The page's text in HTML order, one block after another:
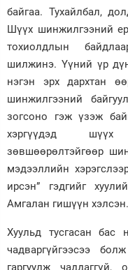
байгаа. Тухайлбал,
Шүүх шинжилгээний
тохиолдлын
шилжинэ. Үүний үр
нэгэн эрх дархтан
шинжилгээний
зогсоно гэж үзэж
хэргүүдэд шүүх
зөвшөөрөлтэйгөөр
мэдээллийн
ирсэн” гэдгийг
Амгалан гишүүн хэлсэн.
Хуульд тусгасан бас
чадваргүйгээсээ
гаргуулж